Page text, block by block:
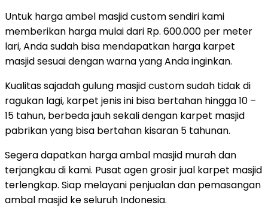
Untuk harga ambel masjid custom sendiri kami
memberikan harga mulai dari Rp. 600.000 per meter
lari, Anda sudah bisa mendapatkan harga karpet
masjid sesuai dengan warna yang Anda inginkan.
Kualitas sajadah gulung masjid custom sudah tidak di
ragukan lagi, karpet jenis ini bisa bertahan hingga 10 –
15 tahun, berbeda jauh sekali dengan karpet masjid
pabrikan yang bisa bertahan kisaran 5 tahunan.
Segera dapatkan harga ambal masjid murah dan
terjangkau di kami. Pusat agen grosir jual karpet masjid
terlengkap. Siap melayani penjualan dan pemasangan
ambal masjid ke seluruh Indonesia.